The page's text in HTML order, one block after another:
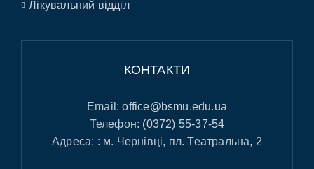
Лікувальний відділ
КОНТАКТИ
Email:office@bsmu.edu.ua
Телефон: (0372) 55-37-54
Адреса: : м. Чернівці, пл. Театральна, 2